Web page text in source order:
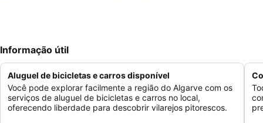
Informação útil
Aluguel de bicicletas e carros disponível
Você pode explorar facilmente a região do Algarve com os
serviços de aluguel de bicicletas e carros no local,
oferecendo liberdade para descobrir vilarejos pitorescos.